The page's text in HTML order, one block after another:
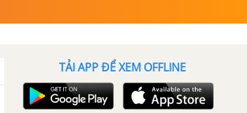
TẢI APP ĐỂ XEM OFFLINE